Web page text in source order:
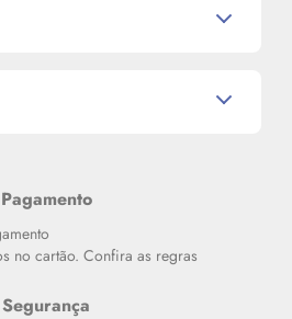
Cabelo
Pagamento
no cartão. Confira as regras
Segurança